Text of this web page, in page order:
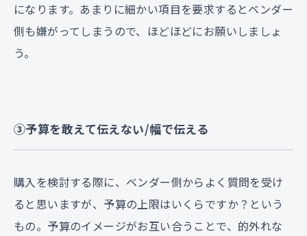
になります。あまりに細かい項目を要求するとベンダー
側も嫌がってしまうので、ほどほどにお願いしましょ
う。
③予算を敢えて伝えない/幅で伝える
購入を検討する際に、ベンダー側からよく質問を受け
ると思いますが、予算の上限はいくらですか？という
もの。予算のイメージがお互い合うことで、的外れな